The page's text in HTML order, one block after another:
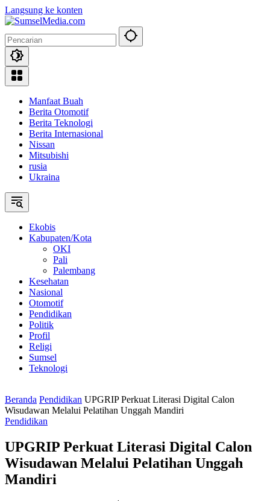
Langsung ke konten
Manfaat Buah
Berita Otomotif
Berita Teknologi
Berita Internasional
Nissan
Mitsubishi
rusia
Ukraina
Ekobis
Kabupaten/Kota
OKI
Pali
Palembang
Kesehatan
Nasional
Otomotif
Pendidikan
Politik
Profil
Religi
Sumsel
Teknologi
Beranda Pendidikan UPGRIP Perkuat Literasi Digital Calon
Wisudawan Melalui Pelatihan Unggah Mandiri
Pendidikan
UPGRIP Perkuat Literasi Digital Calon
Wisudawan Melalui Pelatihan Unggah
Mandiri